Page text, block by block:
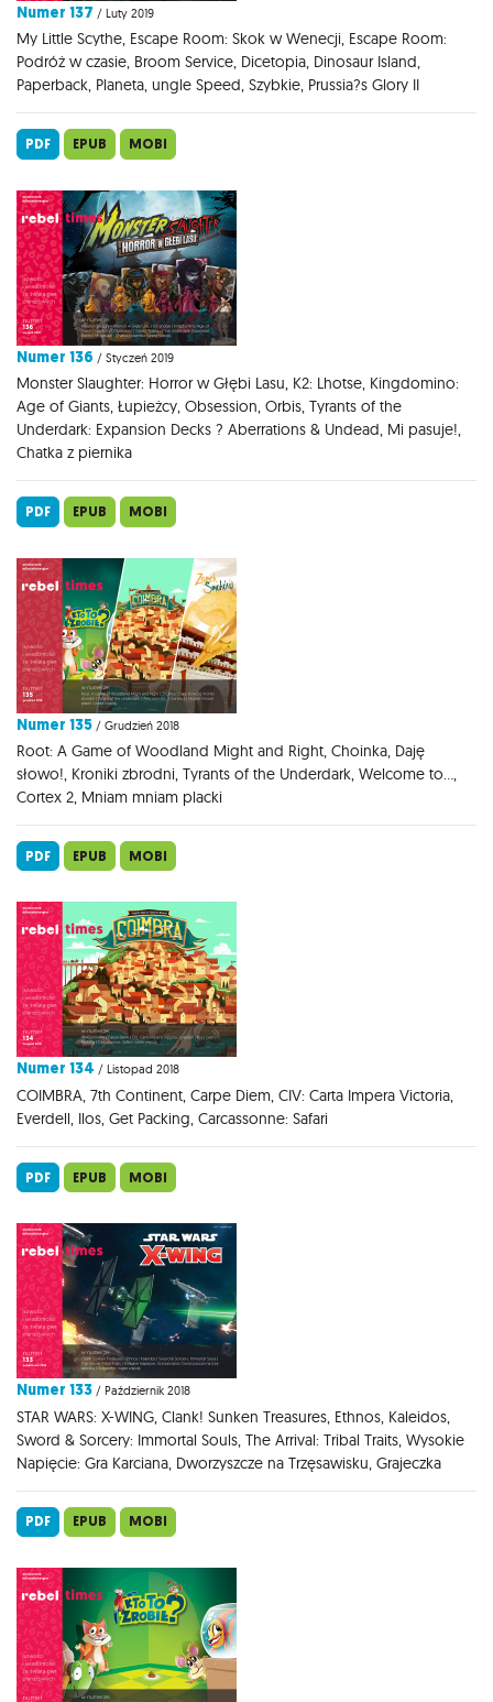
Numer 137 / Luty 2019
My Little Scythe, Escape Room: Skok w Wenecji, Escape Room:
Podróż w czasie, Broom Service, Dicetopia, Dinosaur Island,
Paperback, Planeta, ungle Speed, Szybkie, Prussia?s Glory II
PDF EPUB MOBI
Numer 136 / Styczeń 2019
Monster Slaughter: Horror w Głębi Lasu, K2: Lhotse, Kingdomino:
Age of Giants, Łupieżcy, Obsession, Orbis, Tyrants of the
Underdark: Expansion Decks ? Aberrations & Undead, Mi pasuje!,
Chatka z piernika
PDF EPUB MOBI
Numer 135 / Grudzień 2018
Root: A Game of Woodland Might and Right, Choinka, Daję
słowo!, Kroniki zbrodni, Tyrants of the Underdark, Welcome to...,
Cortex 2, Mniam mniam placki
PDF EPUB MOBI
Numer 134 / Listopad 2018
COIMBRA, 7th Continent, Carpe Diem, CIV: Carta Impera Victoria,
Everdell, Ilos, Get Packing, Carcassonne: Safari
PDF EPUB MOBI
Numer 133 / Październik 2018
STAR WARS: X-WING, Clank! Sunken Treasures, Ethnos, Kaleidos,
Sword & Sorcery: Immortal Souls, The Arrival: Tribal Traits, Wysokie
Napięcie: Gra Karciana, Dworzyszcze na Trzęsawisku, Grajeczka
PDF EPUB MOBI